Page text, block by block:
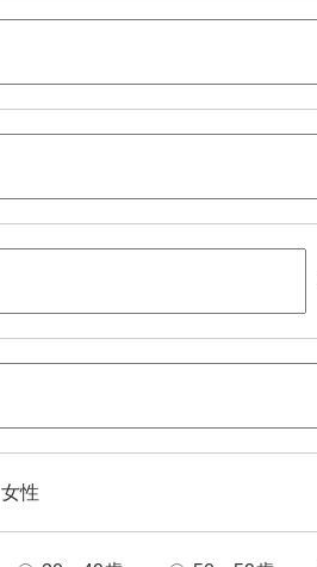
女性